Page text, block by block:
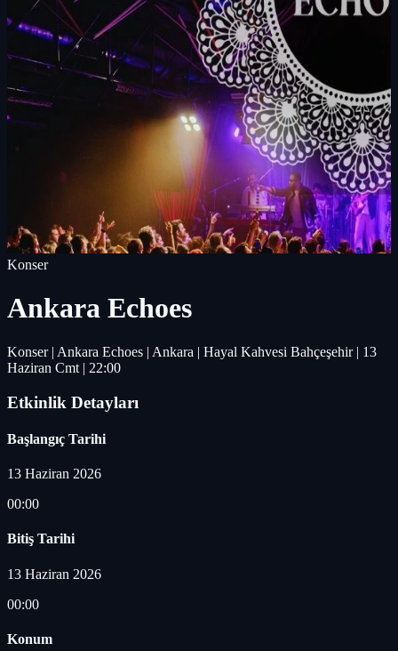
Konser
Ankara Echoes
Konser | Ankara Echoes | Ankara | Hayal Kahvesi Bahçeşehir | 13
Haziran Cmt | 22:00
Etkinlik Detayları
Başlangıç Tarihi
13 Haziran 2026
00:00
Bitiş Tarihi
13 Haziran 2026
00:00
Konum